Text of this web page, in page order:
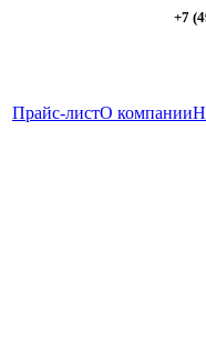
+7
Прайс-листО компании